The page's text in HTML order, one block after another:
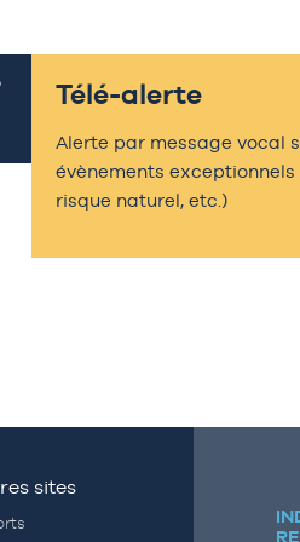
Télé-alerte
Alerte par message vocal
évènements
risque naturel, etc.)
sites